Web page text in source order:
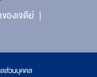
องเจดีย์
ส่วนบุคคล